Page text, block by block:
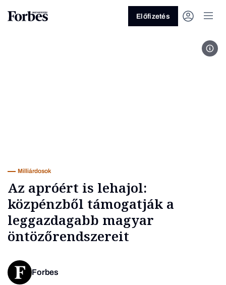
Üzlet
Előfizetés
Milliárdosok
Az apróért is lehajol:
közpénzből támogatják a
leggazdagabb magyar
öntözőrendszereit
Forbes